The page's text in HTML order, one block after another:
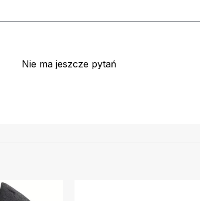
Nie ma jeszcze pytań